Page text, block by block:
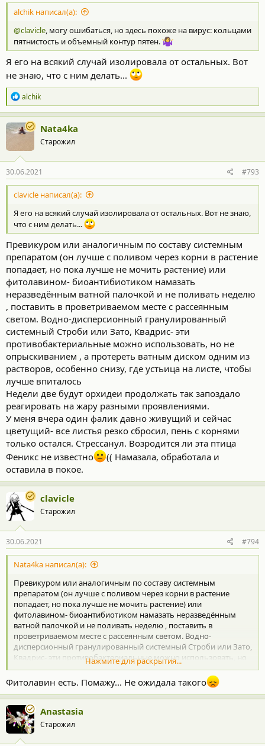
alchik написал(а):
@clavicle, могу ошибаться, но здесь похоже на вирус: кольцами
пятнистость и объемный контур пятен.
Я его на всякий случай изолировала от остальных. Вот
не знаю, что с ним делать...
Р
е
а
к
ц
и
:
alchik
Nata4ka
Старожил
30.06.2021 #793
clavicle написал(а):
Я его на всякий случай изолировала от остальных. Вот не знаю,
что с ним делать...
Превикуром или аналогичным по составу системным
препаратом (он лучше с поливом через корни в растение
попадает, но пока лучше не мочить растение) или
фитолавином- биоантибиотиком намазать
неразведённым ватной палочкой и не поливать неделю
, поставить в проветриваемом месте с рассеянным
светом. Водно-дисперсионный гранулированный
системный Строби или Зато, Квадрис- эти
противобактериальные можно использовать, но не
опрыскиванием , а протереть ватным диском одним из
растворов, особенно снизу, где устьица на листе, чтобы
лучше впиталось
Недели две будут орхидеи продолжать так запоздало
реагировать на жару разными проявлениями.
У меня вчера один фалик давно живущий и сейчас
цветущий- все листья резко сбросил, пень с корнями
только остался. Стрессанул. Возродится ли эта птица
Феникс не известно
(( Намазала, обработала и
оставила в покое.
clavicle
Старожил
30.06.2021 #794
Nata4ka написал(а):
Превикуром или аналогичным по составу системным
препаратом (он лучше с поливом через корни в растение
попадает, но пока лучше не мочить растение) или
фитолавином- биоантибиотиком намазать неразведённым
ватной палочкой и не поливать неделю , поставить в
проветриваемом месте с рассеянным светом. Водно-
дисперсионный гранулированный системный Строби или Зато,
Квадрис- эти противобактериальные можно использовать, но
не опрыскиванием , а протереть ватным диском одним из
растворов, особенно снизу, где устьица на листе, чтобы лучше
впиталось
Недели две будут орхидеи продолжать так запоздало
реагировать на жару разными проявлениями.
У меня вчера один фалик давно живущий и сейчас цветущий-
все листья резко сбросил, пень с корнями только остался.
Нажмите для раскрытия...
Фитолавин есть. Помажу... Не ожидала такого
Anastasia
Старожил